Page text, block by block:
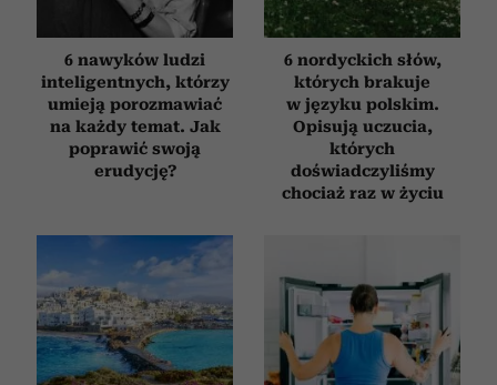
6 nawyków ludzi
inteligentnych, którzy
umieją porozmawiać
na każdy temat. Jak
poprawić swoją
erudycję?
6 nordyckich słów,
których brakuje
w języku polskim.
Opisują uczucia,
których
doświadczyliśmy
chociaż raz w życiu